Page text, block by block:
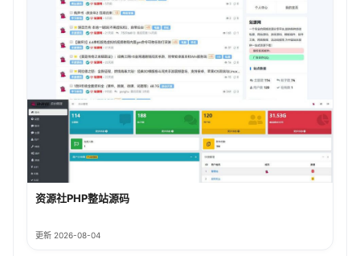
资源社PHP整站源码
更新 2026-08-04